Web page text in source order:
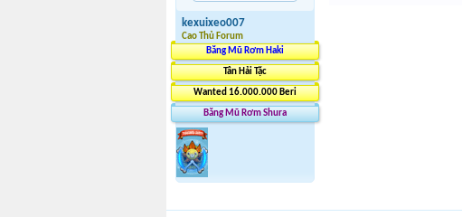
kexuixeo007
Cao Thủ Forum
Băng Mũ Rơm Haki
Tân Hải Tặc
Wanted 16.000.000 Beri
Băng Mũ Rơm Shura